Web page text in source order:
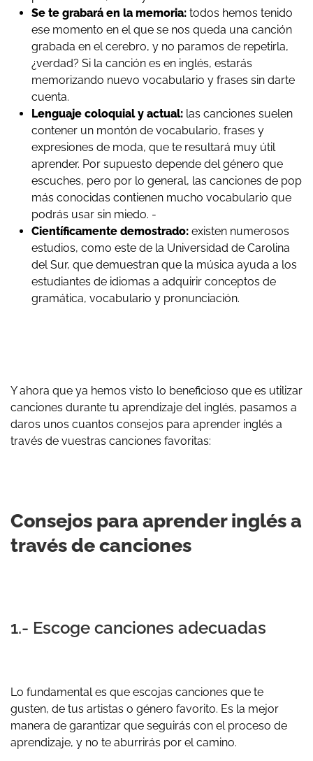
Se te grabará en la memoria: todos hemos tenido
ese momento en el que se nos queda una canción
grabada en el cerebro, y no paramos de repetirla,
¿verdad? Si la canción es en inglés, estarás
memorizando nuevo vocabulario y frases sin darte
cuenta.
Lenguaje coloquial y actual: las canciones suelen
contener un montón de vocabulario, frases y
expresiones de moda, que te resultará muy útil
aprender. Por supuesto depende del género que
escuches, pero por lo general, las canciones de pop
más conocidas contienen mucho vocabulario que
podrás usar sin miedo. -
Científicamente demostrado: existen numerosos
estudios, como este de la Universidad de Carolina
del Sur, que demuestran que la música ayuda a los
estudiantes de idiomas a adquirir conceptos de
gramática, vocabulario y pronunciación.
Y ahora que ya hemos visto lo beneficioso que es utilizar
canciones durante tu aprendizaje del inglés, pasamos a
daros unos cuantos consejos para aprender inglés a
través de vuestras canciones favoritas:
Consejos para aprender inglés a
través de canciones
1.- Escoge canciones adecuadas
Lo fundamental es que escojas canciones que te
gusten, de tus artistas o género favorito. Es la mejor
manera de garantizar que seguirás con el proceso de
aprendizaje, y no te aburrirás por el camino.